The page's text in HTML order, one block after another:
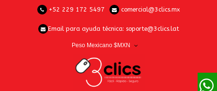
+52 229 172 5497 comercial@3clics.mx
Email para ayuda técnica: soporte@3clics.lat
Peso Mexicano $MXN